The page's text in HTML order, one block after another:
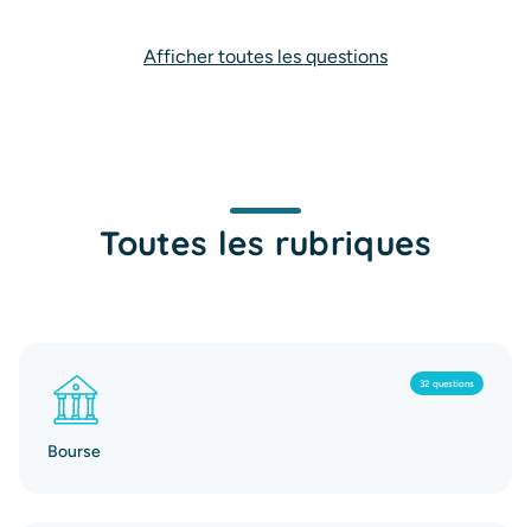
Afficher toutes les questions
Toutes les rubriques
32 questions
Bourse